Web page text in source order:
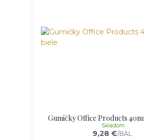
Gumičky Office Products
9,28 €/BAL.
Skladom